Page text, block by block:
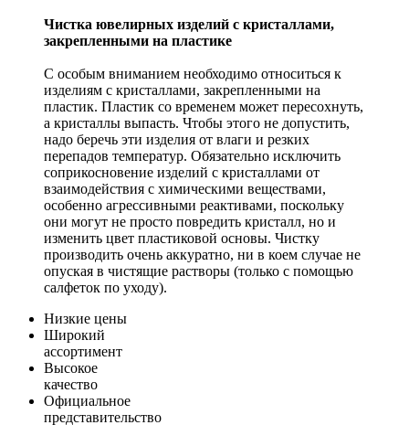
Чистка ювелирных изделий с кристаллами,
закрепленными на пластике
С особым вниманием необходимо относиться к
изделиям с кристаллами, закрепленными на
пластик. Пластик со временем может пересохнуть,
а кристаллы выпасть. Чтобы этого не допустить,
надо беречь эти изделия от влаги и резких
перепадов температур. Обязательно исключить
соприкосновение изделий с кристаллами от
взаимодействия с химическими веществами,
особенно агрессивными реактивами, поскольку
они могут не просто повредить кристалл, но и
изменить цвет пластиковой основы. Чистку
производить очень аккуратно, ни в коем случае не
опуская в чистящие растворы (только с помощью
салфеток по уходу).
Низкие цены
Широкий
ассортимент
Высокое
качество
Официальное
представительство